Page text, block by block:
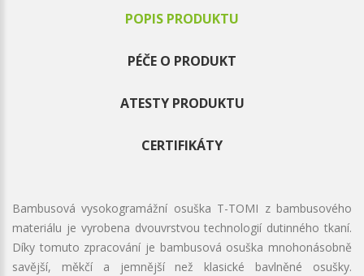
POPIS PRODUKTU
PÉČE O PRODUKT
ATESTY PRODUKTU
CERTIFIKÁTY
Bambusová vysokogramážní osuška T-TOMI z bambusového
materiálu je vyrobena dvouvrstvou technologií dutinného tkaní.
Díky tomuto zpracování je bambusová osuška mnohonásobně
savější, měkčí a jemnější než klasické bavlněné osušky.